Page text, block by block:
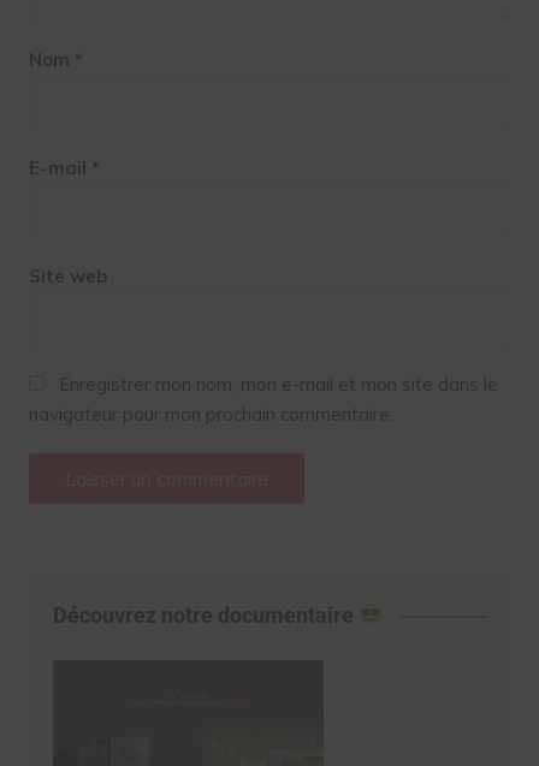
Nom *
E-mail *
Site web
Enregistrer mon nom, mon e-mail et mon site dans le
navigateur pour mon prochain commentaire.
Découvrez notre documentaire